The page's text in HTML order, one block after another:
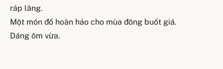
ráp lăng.
Một món đồ hoàn hảo cho mùa đông buốt giá.
Dáng ôm vừa.